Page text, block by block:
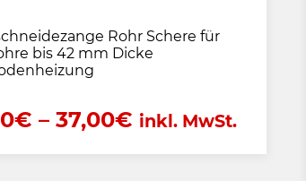
Rohr Schere für
bis 42 mm Dicke
€ – 37,00€ inkl. MwSt.